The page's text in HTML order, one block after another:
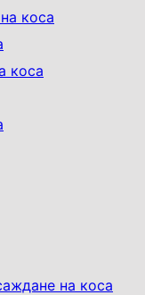
коса
коса
на коса